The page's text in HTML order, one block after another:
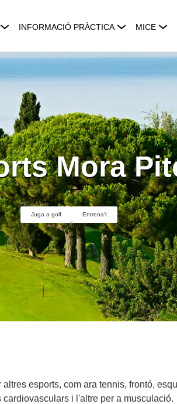
INFORMACIÓ PRÀCTICA MICE
Mora
Juga a golf Entrena't
esports, com ara tennis, frontó,
cardiovasculars i l'altre per a musculació.